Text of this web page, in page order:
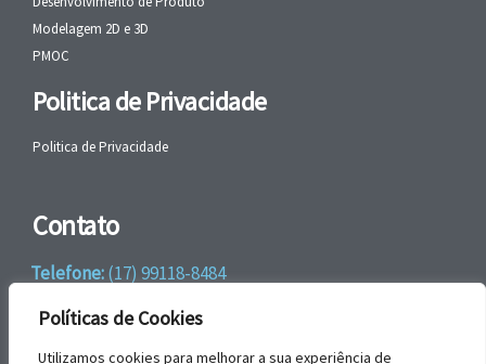
Políticas de Cookies
Utilizamos cookies para melhorar a sua experiência de
Modelagem 2D e 3D
PMOC
Politica de Privacidade
Politica de Privacidade
Contato
Telefone:(17) 99118-8484
WhatsApp:+55 (17) 99118-8484
email:faleconosco@gbrengenharia.com